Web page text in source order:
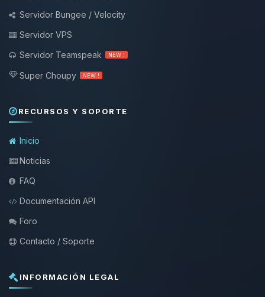
Servidor Bungee / Velocity
Servidor VPS
Servidor Teamspeak
NEW !
Super Choupy NEW !
RECURSOS Y SOPORTE
Inicio
Noticias
FAQ
Documentación API
Foro
Contacto / Soporte
INFORMACIÓN LEGAL